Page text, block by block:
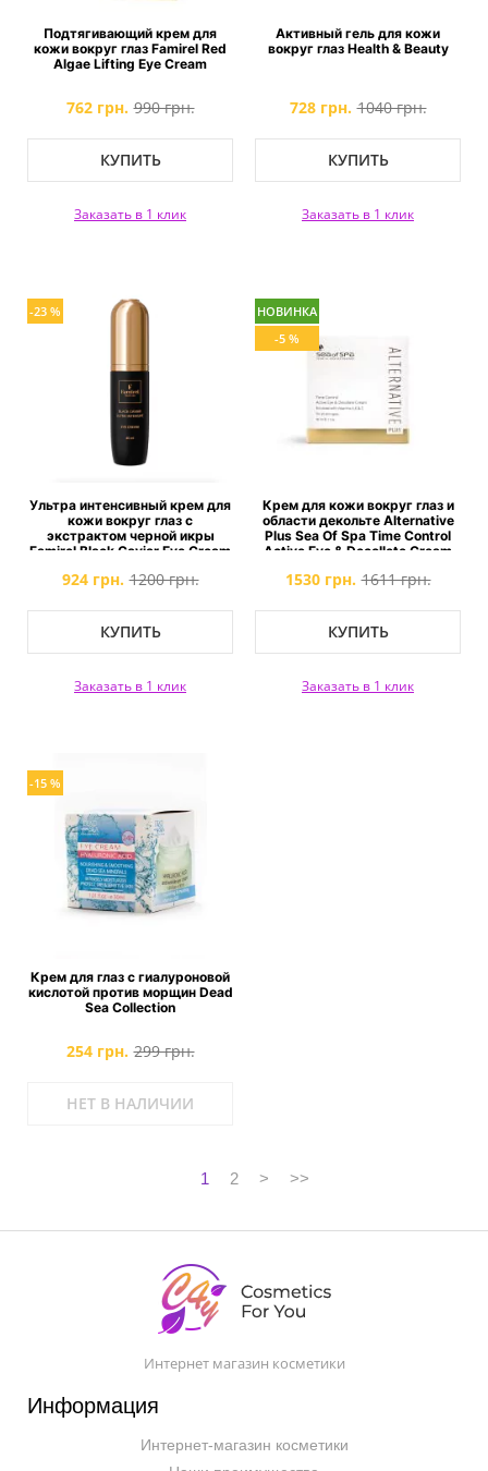
Подтягивающий крем для
кожи вокруг глаз Famirel Red
Algae Lifting Eye Cream
762 грн. 990 грн.
КУПИТЬ
Заказать в 1 клик
Активный гель для кожи
вокруг глаз Health & Beauty
728 грн. 1040 грн.
КУПИТЬ
Заказать в 1 клик
-23 %
Ультра интенсивный крем для
кожи вокруг глаз с
экстрактом черной икры
Famirel Black Caviar Eye Cream
924 грн. 1200 грн.
КУПИТЬ
Заказать в 1 клик
НОВИНКА
-5 %
Крем для кожи вокруг глаз и
области декольте Alternative
Plus Sea Of Spa Time Control
Active Eye & Decollete Cream
1530 грн. 1611 грн.
КУПИТЬ
Заказать в 1 клик
-15 %
Крем для глаз с гиалуроновой
кислотой против морщин Dead
Sea Collection
254 грн. 299 грн.
НЕТ В НАЛИЧИИ
1 2 > >>
Интернет магазин косметики
Информация
Интернет-магазин косметики